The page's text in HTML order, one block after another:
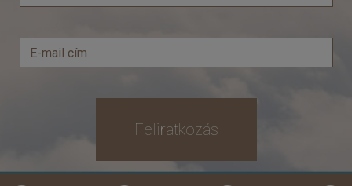
Feliratkozás